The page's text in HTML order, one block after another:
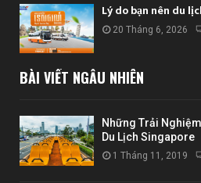
Lý do bạn nên du
20 Tháng 6, 2026
BÀI VIẾT NGẪU NHIÊN
Những Trải
Du Lịch Singapore
1 Tháng 11, 2019